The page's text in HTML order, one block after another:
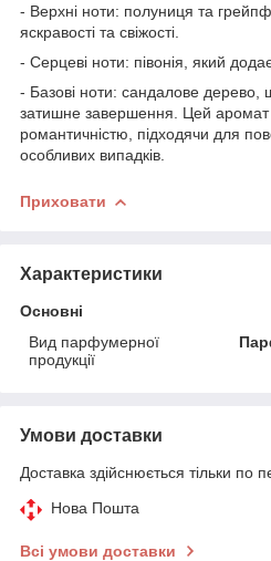
- Верхні ноти: полуниця та
яскравості та свіжості.
- Серцеві ноти: півонія, який додає
- Базові ноти: сандалове дерево,
затишне завершення. Цей аромат
романтичністю, підходячи для
особливих випадків.
Приховати
Характеристики
Основні
Вид парфумерної
продукції
Умови доставки
Доставка здійснюється тільки по
Нова Пошта
Всі умови доставки